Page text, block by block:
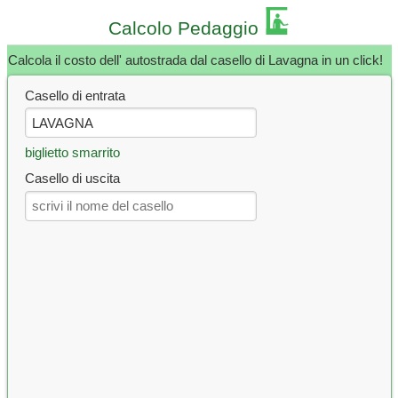
Calcolo Pedaggio
Calcola il costo dell' autostrada dal casello di Lavagna in un click!
Casello di entrata
biglietto smarrito
Casello di uscita